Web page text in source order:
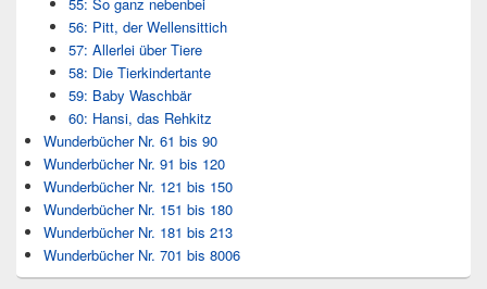
56: Pitt, der Wellensittich
57: Allerlei über Tiere
58: Die Tierkindertante
59: Baby Waschbär
60: Hansi, das Rehkitz
Wunderbücher Nr. 61 bis 90
Wunderbücher Nr. 91 bis 120
Wunderbücher Nr. 121 bis 150
Wunderbücher Nr. 151 bis 180
Wunderbücher Nr. 181 bis 213
Wunderbücher Nr. 701 bis 8006